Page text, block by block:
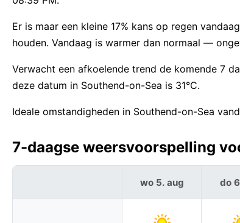
Er is maar een kleine 17% kans op regen
houden. Vandaag is warmer dan normaal —
Verwacht een afkoelende trend de komende 7
deze datum in Southend-on-Sea is 31°C.
Ideale omstandigheden in Southend-on-Sea
7-daagse weersvoorspelling
wo 5. aug do